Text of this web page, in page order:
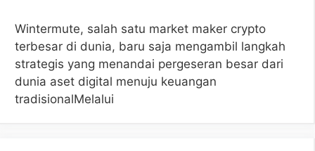
Wintermute, salah satu market maker crypto
terbesar di dunia, baru saja mengambil langkah
strategis yang menandai pergeseran besar dari
dunia aset digital menuju keuangan
tradisionalMelalui